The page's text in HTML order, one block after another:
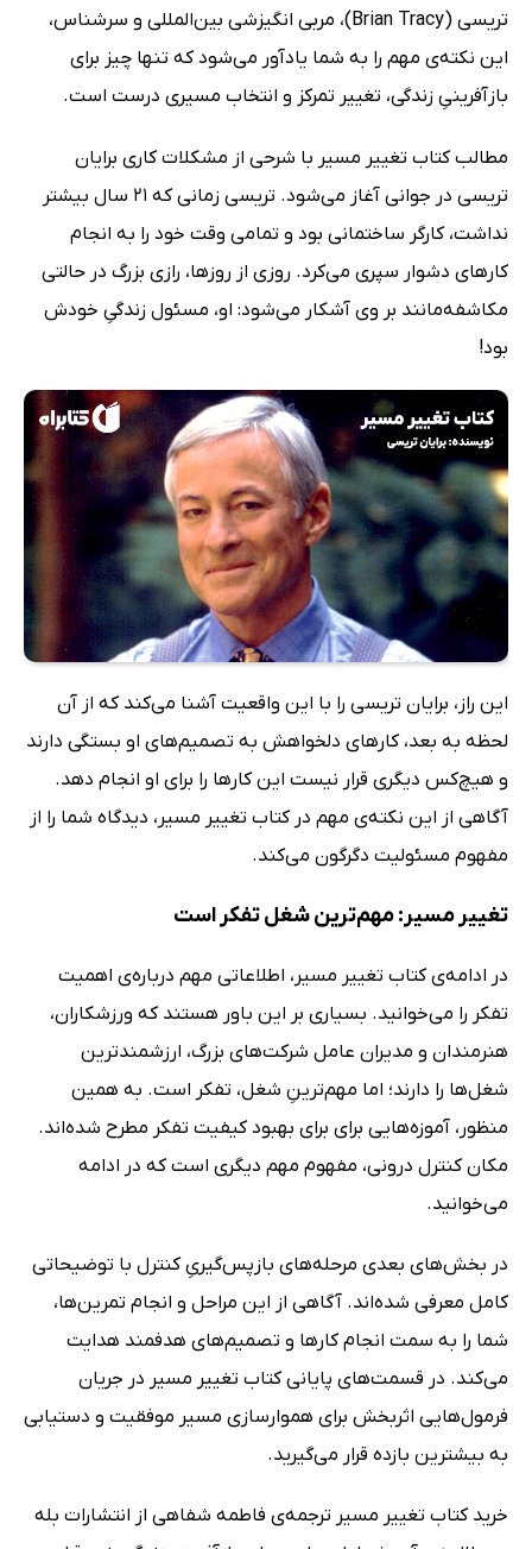
تریسی (Brian Tracy)، مربی انگیزشی بین‌المللی و سرشناس،
این نکته‌ی مهم را به شما یادآور می‌شود که تنها چیز برای
بازآفرینیِ زندگی، تغییر تمرکز و انتخاب مسیری درست است.
مطالب کتاب تغییر مسیر با شرحی از مشکلات کاری برایان
تریسی در جوانی آغاز می‌شود. تریسی زمانی که 21 سال بیشتر
نداشت، کارگر ساختمانی بود و تمامی وقت خود را به انجام
کارهای دشوار سپری می‌کرد. روزی از روزها، رازی بزرگ در حالتی
مکاشفه‌مانند بر وی آشکار می‌شود: او، مسئول زندگیِ خودش
بود!
این راز، برایان تریسی را با این واقعیت آشنا می‌کند که از آن
لحظه به بعد، کارهای دلخواهش به تصمیم‌های او بستگی دارند
و هیچ‌کس دیگری قرار نیست این کارها را برای او انجام دهد.
آگاهی از این نکته‌ی مهم در کتاب تغییر مسیر، دیدگاه شما را از
مفهوم مسئولیت دگرگون می‌کند.
تغییر مسیر: مهم‌ترین شغل تفکر است
در ادامه‌ی کتاب تغییر مسیر، اطلاعاتی مهم درباره‌ی اهمیت
تفکر را می‌خوانید. بسیاری بر این باور هستند که ورزشکاران،
هنرمندان و مدیران عامل شرکت‌های بزرگ، ارزشمندترین
شغل‌ها را دارند؛ اما مهم‌ترینِ شغل، تفکر است. به همین
منظور، آموزه‌هایی برای برای بهبود کیفیت تفکر مطرح شده‌اند.
مکان کنترل درونی، مفهوم مهم دیگری است که در ادامه
می‌خوانید.
در بخش‌های بعدی مرحله‌های بازپس‌گیریِ کنترل با توضیحاتی
کامل معرفی شده‌اند. آگاهی از این مراحل و انجام تمرین‌ها،
شما را به سمت انجام کارها و تصمیم‌های هدفمند هدایت
می‌کند. در قسمت‌های پایانی کتاب تغییر مسیر در جریان
فرمول‌هایی اثربخش برای هموارسازی مسیر موفقیت و دستیابی
به بیشترین بازده قرار می‌گیرید.
خرید کتاب تغییر مسیر ترجمه‌ی فاطمه شفاهی از انتشارات بله